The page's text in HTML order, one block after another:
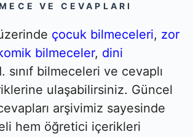
VE CEVAPLARI
çocuk bilmeceleri, zor
bilmeceler, dini
sınıf bilmeceleri ve cevaplı
ulaşabilirsiniz. Güncel
arşivimiz sayesinde
hem öğretici içerikleri